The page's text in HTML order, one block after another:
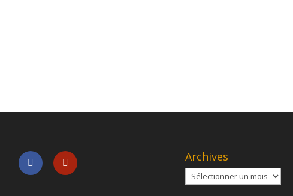
Archives
Archives